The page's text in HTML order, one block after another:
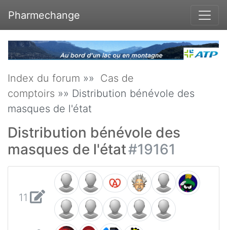
Pharmechange
Index du forum »» Cas de
comptoirs »» Distribution bénévole des
masques de l'état
Distribution bénévole des
masques de l'état#19161
11